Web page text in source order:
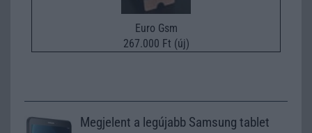
Euro Gsm
267.000 Ft (új)
Megjelent a legújabb Samsung tablet